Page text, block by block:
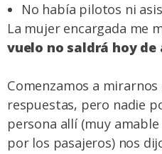
No había pilotos ni
La mujer encargada me
vuelo no saldrá hoy de
Comenzamos a
respuestas, pero nadie
persona allí (muy
por los pasajeros) nos